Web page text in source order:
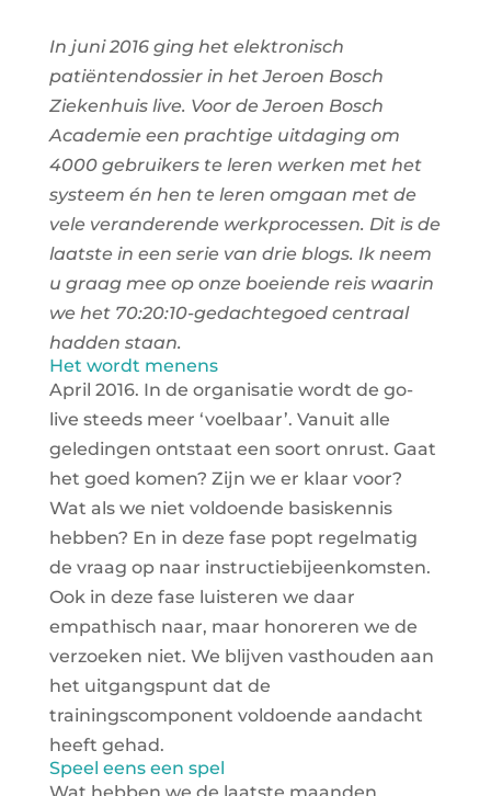
In juni 2016 ging het elektronisch
patiëntendossier in het Jeroen Bosch
Ziekenhuis live. Voor de Jeroen Bosch
Academie een prachtige uitdaging om
4000 gebruikers te leren werken met het
systeem én hen te leren omgaan met de
vele veranderende werkprocessen. Dit is de
laatste in een serie van drie blogs. Ik neem
u graag mee op onze boeiende reis waarin
we het 70:20:10-gedachtegoed centraal
hadden staan.
Het wordt menens
April 2016. In de organisatie wordt de go-
live steeds meer ‘voelbaar’. Vanuit alle
geledingen ontstaat een soort onrust. Gaat
het goed komen? Zijn we er klaar voor?
Wat als we niet voldoende basiskennis
hebben? En in deze fase popt regelmatig
de vraag op naar instructiebijeenkomsten.
Ook in deze fase luisteren we daar
empathisch naar, maar honoreren we de
verzoeken niet. We blijven vasthouden aan
het uitgangspunt dat de
trainingscomponent voldoende aandacht
heeft gehad.
Speel eens een spel